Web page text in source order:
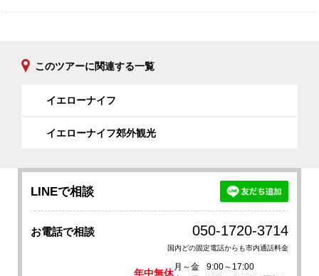
このツアーに関連する一覧
イエローナイフ
イエローナイフ郊外観光
LINEで相談
お電話で相談 050-1720-3714
国内どの固定電話からも市内通話料金
年中無休
月～金
9:00～17:00